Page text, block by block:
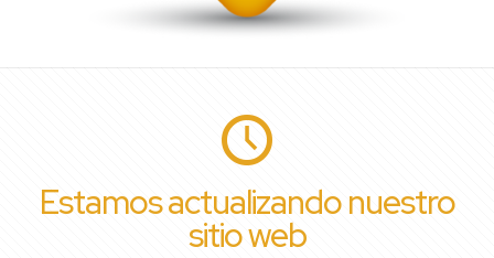
Estamos actualizando nuestro
sitio web